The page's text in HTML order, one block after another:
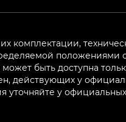
комплектации,
положениями
быть доступна
действующих у
у